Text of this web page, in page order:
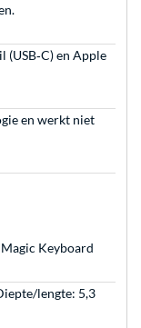
en Apple
en werkt niet
Keyboard
lengte: 5,3